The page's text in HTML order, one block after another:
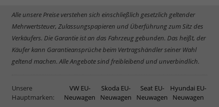
Alle unsere Preise verstehen sich einschließlich gesetzlich geltender
Mehrwertsteuer, Zulassungspapieren und Überführung zum Sitz des
Verkäufers. Die Garantie ist an das Fahrzeug gebunden. Das heißt, der
Käufer kann Garantieansprüche beim Vertragshändler seiner Wahl
geltend machen. Alle Angebote sind freibleibend und unverbindlich.
Unsere
Hauptmarken:
VW EU-
Neuwagen
Skoda EU-
Neuwagen
Seat EU-
Neuwagen
Hyundai EU-
Neuwagen